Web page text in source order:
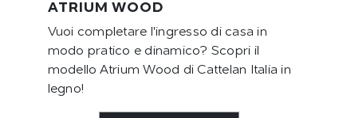
ATRIUM WOOD
Vuoi completare l'ingresso di casa in
modo pratico e dinamico? Scopri il
modello Atrium Wood di Cattelan Italia in
legno!